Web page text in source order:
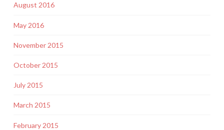
August 2016
May 2016
November 2015
October 2015
July 2015
March 2015
February 2015